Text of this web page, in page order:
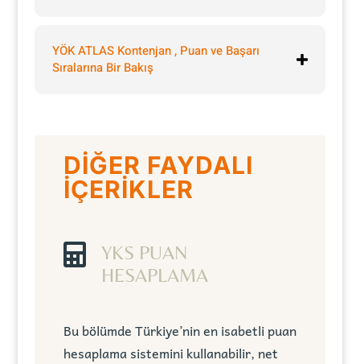
YÖK ATLAS Kontenjan , Puan ve Başarı
Sıralarına Bir Bakış
DİĞER FAYDALI
İÇERİKLER

YKS PUAN
HESAPLAMA
Bu bölümde Türkiye’nin en isabetli puan
hesaplama sistemini kullanabilir, net